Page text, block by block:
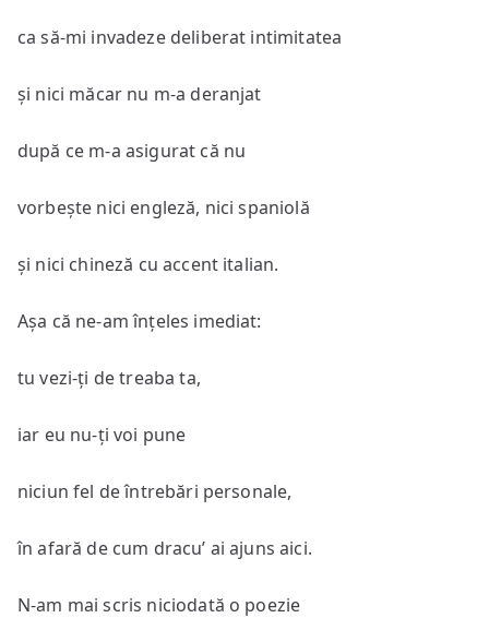
ca să-mi invadeze deliberat intimitatea
și nici măcar nu m-a deranjat
după ce m-a asigurat că nu
vorbește nici engleză, nici spaniolă
și nici chineză cu accent italian.
Așa că ne-am înțeles imediat:
tu vezi-ți de treaba ta,
iar eu nu-ți voi pune
niciun fel de întrebări personale,
în afară de cum dracu’ ai ajuns aici.
N-am mai scris niciodată o poezie